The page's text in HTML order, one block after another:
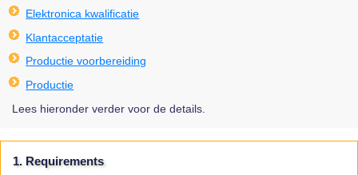
Elektronica kwalificatie
Klantacceptatie
Productie voorbereiding
Productie
Lees hieronder verder voor de details.
1. Requirements